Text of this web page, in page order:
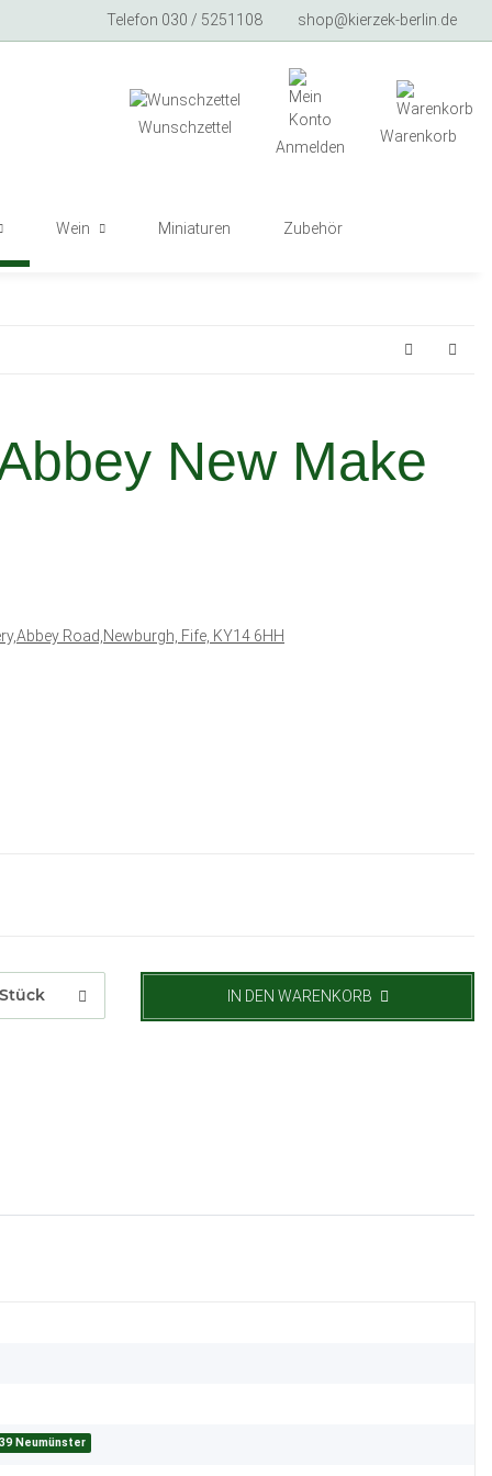
Telefon 030 / 5251108 shop@kierzek-berlin.de
Wunschzettel
Anmelden
Warenkorb
Wein Miniaturen Zubehör
New Make
Road,Newburgh, Fife, KY14 6HH
Stück IN DEN WARENKORB
Neumünster